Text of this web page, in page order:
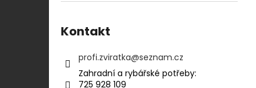
Kontakt
profi.zviratka@seznam.cz
Zahradní a rybářské potřeby:⠀⠀⠀⠀⠀⠀⠀
725 928 109​​